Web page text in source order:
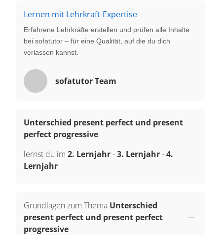
Lernen mit Lehrkraft-Expertise
Erfahrene Lehrkräfte erstellen und prüfen alle Inhalte
bei sofatutor – für eine Qualität, auf die du dich
verlassen kannst.
sofatutor Team
Unterschied present perfect und present
perfect progressive
lernst du im 2. Lernjahr-3. Lernjahr-4.
Lernjahr
Grundlagen zum Thema Unterschied
present perfect und present perfect
progressive